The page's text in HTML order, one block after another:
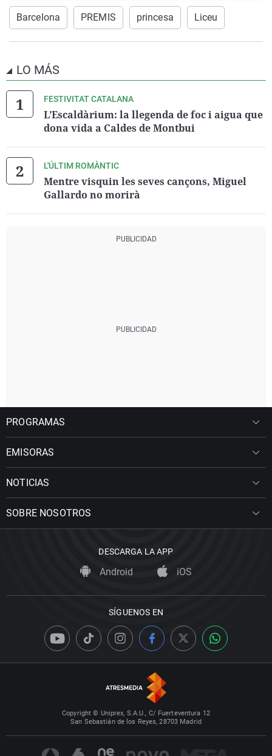
Barcelona PREMIS princesa Liceu
LO MÁS
FESTIVITAT CATALANA
L’Escaldàrium: la llegenda de foc i aigua que
dona vida a Caldes de Montbui
L'ÚLTIM ROMÀNTIC
Mentre visquin les seves cançons, Miguel
Gallardo no morirà
PROGRAMAS
EMISORAS
NOTICIAS
SOBRE NOSOTROS
DESCARGA LA APP
Android iOS
SÍGUENOS EN
Copyright © Uniprex, S.A.U., C/ Fuerteventura 12
San Sebastián de los Reyes, 28703 Madrid